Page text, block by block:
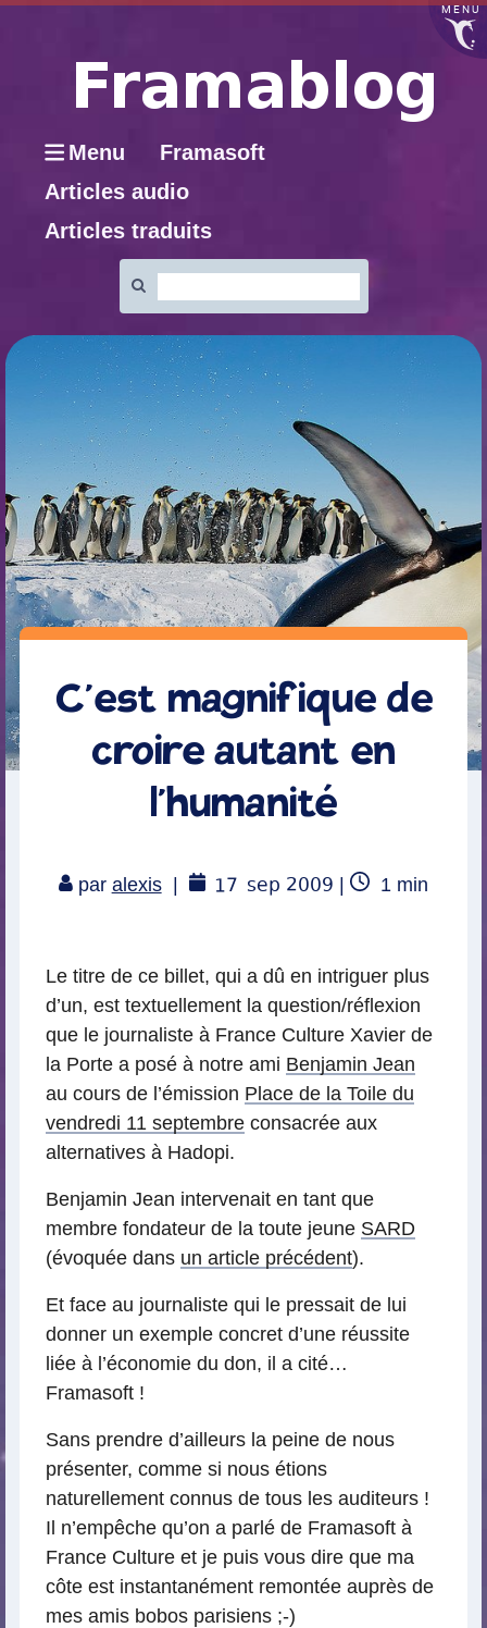
MENU
Menu
Framasoft
Articles audio
Articles traduits
:
C’est magnifique de
croire autant en
l’humanité
par alexis 17 sep 2009 |
Temps
1 min
Le titre de ce billet, qui a dû en intriguer plus
d’un, est textuellement la question/réflexion
que le journaliste à France Culture Xavier de
la Porte a posé à notre ami Benjamin Jean
au cours de l’émission Place de la Toile du
vendredi 11 septembre consacrée aux
alternatives à Hadopi.
Benjamin Jean intervenait en tant que
membre fondateur de la toute jeune SARD
(évoquée dans un article précédent).
Et face au journaliste qui le pressait de lui
donner un exemple concret d’une réussite
liée à l’économie du don, il a cité…
Framasoft !
Sans prendre d’ailleurs la peine de nous
présenter, comme si nous étions
naturellement connus de tous les auditeurs !
Il n’empêche qu’on a parlé de Framasoft à
France Culture et je puis vous dire que ma
côte est instantanément remontée auprès de
mes amis bobos parisiens ;-)